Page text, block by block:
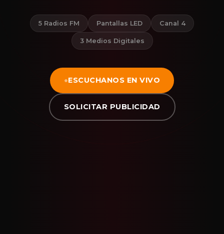
5 Radios FM Pantallas LED Canal 4
3 Medios Digitales
ESCUCHANOS EN VIVO
SOLICITAR PUBLICIDAD